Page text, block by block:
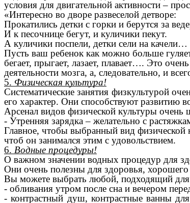
условия для двигательной активности –
«Интересно во дворе развеселой детворе:
Прокатились детки с горки и берутся за
И к песочнице бегут, и куличики пекут.
А куличики поспели, детки сели на качели…
Пусть ваш ребенок как можно больше
бегает, прыгает, лазает, плавает…. Это
деятельности мозга, а, следовательно, и
5. Физическая культура!
Систематические занятия физкультурой
его характер. Они способствуют развитию
Арсенал видов физической культуры очень
- Утренняя зарядка – желательно с
Главное, чтобы выбранный вид физической
чтоб он занимался этим с удовольствием.
6. Водные процедуры!
О важном значении водных процедур для
Они очень полезны для здоровья, хорошего
Вы можете выбрать любой, подходящий для
- обливания утром после сна и вечером
- контрастный душ, контрастные ванны